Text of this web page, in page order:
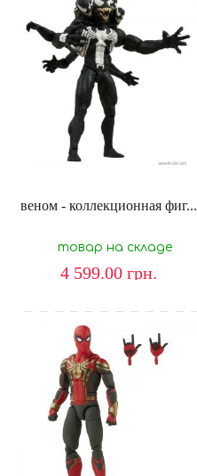
веном - коллекционная фиг...
товар на складе
4 599.00 грн.